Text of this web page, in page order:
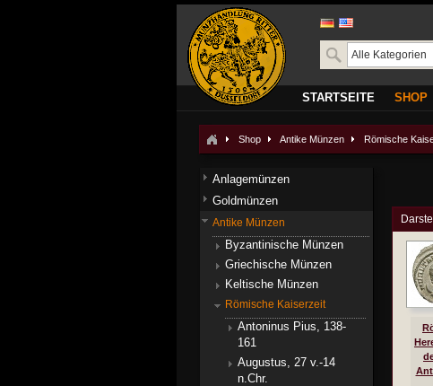
STARTSEITE SHOP
Shop Antike Münzen Römische
Anlagemünzen
Goldmünzen
Antike Münzen
Byzantinische Münzen
Griechische Münzen
Keltische Münzen
Römische Kaiserzeit
Antoninus Pius, 138-
161
Augustus, 27 v.-14
n.Chr.